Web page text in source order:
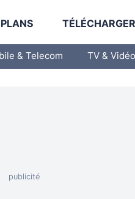
& Telecom TV & Vidéo